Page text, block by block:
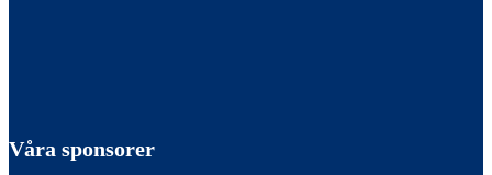
Våra sponsorer